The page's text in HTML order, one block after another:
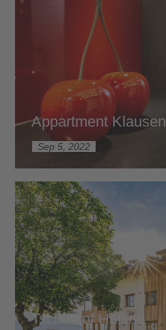
Appartment Klausen
Sep 5, 2022
Tschitthof Hafling